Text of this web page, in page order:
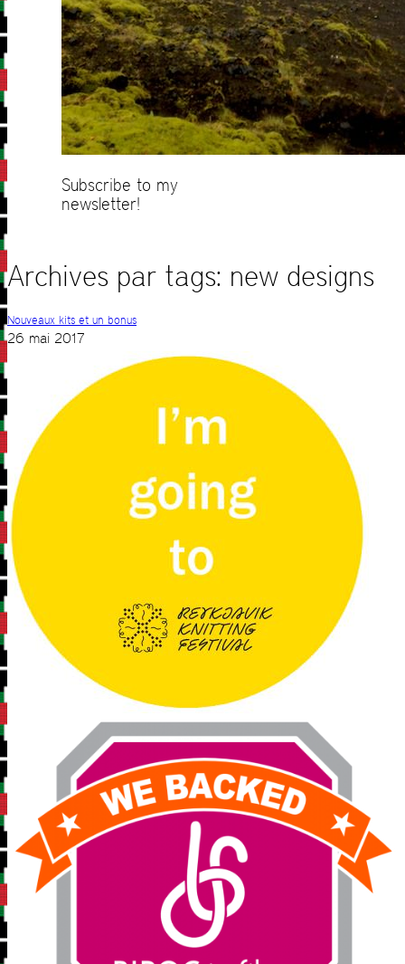
Subscribe to my
newsletter!
Archives par tags: new designs
Nouveaux kits et un bonus
26 mai 2017